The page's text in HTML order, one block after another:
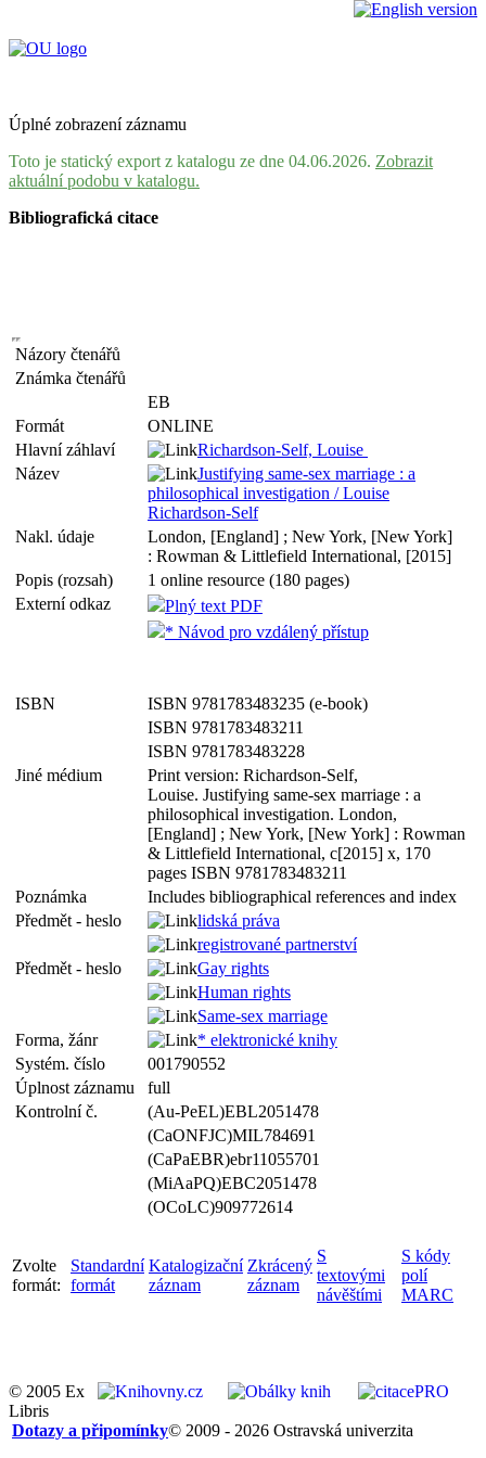
Úplné zobrazení záznamu
Toto je statický export z katalogu ze dne 04.06.2026. Zobrazit
aktuální podobu v katalogu.
Bibliografická citace
Názory čtenářů
Známka čtenářů
EB
Formát
ONLINE
Hlavní záhlaví
Richardson-Self, Louise
Název
Justifying same-sex marriage : a
philosophical investigation / Louise
Richardson-Self
Nakl. údaje
London, [England] ; New York, [New York]
: Rowman & Littlefield International, [2015]
Popis (rozsah)
1 online resource (180 pages)
Externí odkaz
Plný text PDF
* Návod pro vzdálený přístup
ISBN
ISBN 9781783483235 (e-book)
ISBN 9781783483211
ISBN 9781783483228
Jiné médium
Print version: Richardson-Self,
Louise. Justifying same-sex marriage : a
philosophical investigation. London,
[England] ; New York, [New York] : Rowman
& Littlefield International, c[2015] x, 170
pages ISBN 9781783483211
Poznámka
Includes bibliographical references and index
Předmět - heslo
lidská práva
registrované partnerství
Předmět - heslo
Gay rights
Human rights
Same-sex marriage
Forma, žánr
* elektronické knihy
Systém. číslo
001790552
Úplnost záznamu
full
Kontrolní č.
(Au-PeEL)EBL2051478
(CaONFJC)MIL784691
(CaPaEBR)ebr11055701
(MiAaPQ)EBC2051478
(OCoLC)909772614
Zvolte
formát:
Standardní
formát
Katalogizační
záznam
Zkrácený
záznam
S
textovými
návěštími
S kódy
polí
MARC
© 2005 Ex
Libris
© 2009 - 2026 Ostravská univerzita
Dotazy a připomínky